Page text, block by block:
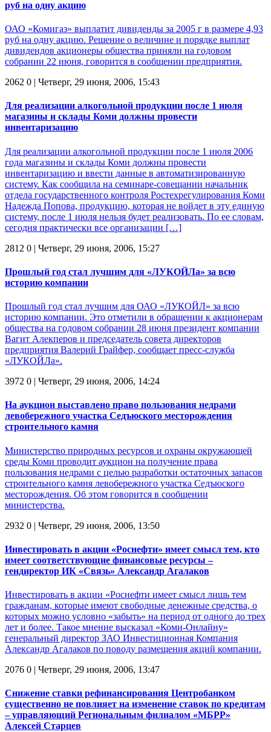
руб на одну акцию
ОАО «Комигаз» выплатит дивиденды за 2005 г в размере 4,93
руб на одну акцию. Решение о величине и порядке выплат
дивидендов акционеры общества приняли на годовом
собрании 22 июня, говорится в сообщении предприятия.
2062 0 | Четверг, 29 июня, 2006, 15:43
Для реализации алкогольной продукции после 1 июля
магазины и склады Коми должны провести
инвентаризацию
Для реализации алкогольной продукции после 1 июля 2006
года магазины и склады Коми должны провести
инвентаризацию и ввести данные в автоматизированную
систему. Как сообщила на семинаре-совещании начальник
отдела государственного контроля Ростехрегулирования Коми
Надежда Попова, продукцию, которая не войдет в эту единую
систему, после 1 июля нельзя будет реализовать. По ее словам,
сегодня практически все организации […]
2812 0 | Четверг, 29 июня, 2006, 15:27
Прошлый год стал лучшим для «ЛУКОЙЛа» за всю
историю компании
Прошлый год стал лучшим для ОАО «ЛУКОЙЛ» за всю
историю компании. Это отметили в обращении к акционерам
общества на годовом собрании 28 июня президент компании
Вагит Алекперов и председатель совета директоров
предприятия Валерий Грайфер, сообщает пресс-служба
«ЛУКОЙЛа».
3972 0 | Четверг, 29 июня, 2006, 14:24
На аукцион выставлено право пользования недрами
левобережного участка Седъюского месторождения
строительного камня
Министерство природных ресурсов и охраны окружающей
среды Коми проводит аукцион на получение права
пользования недрами с целью разработки остаточных запасов
строительного камня левобережного участка Седъюского
месторождения. Об этом говорится в сообщении
министерства.
2932 0 | Четверг, 29 июня, 2006, 13:50
Инвестировать в акции «Роснефти» имеет смысл тем, кто
имеет соответствующие финансовые ресурсы –
гендиректор ИК «Связь» Александр Агалаков
Инвестировать в акции «Роснефти имеет смысл лишь тем
гражданам, которые имеют свободные денежные средства, о
которых можно условно «забыть» на период от одного до трех
лет и более. Такое мнение высказал «Коми-Онлайну»
генеральный директор ЗАО Инвестиционная Компания
Александр Агалаков по поводу размещения акций компании.
2076 0 | Четверг, 29 июня, 2006, 13:47
Снижение ставки рефинансирования Центробанком
существенно не повлияет на изменение ставок по кредитам
– управляющий Региональным филиалом «МБРР»
Алексей Старцев